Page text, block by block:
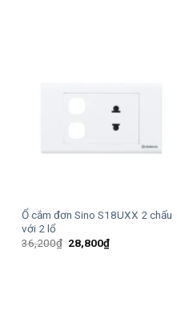
Ổ cắm đơn Sino S18UXX 2 chấu
với 2 lổ
36,200₫ Giá
gốc
28,800₫Giá
hiện